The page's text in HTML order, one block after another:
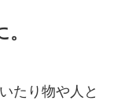
たり物や人と